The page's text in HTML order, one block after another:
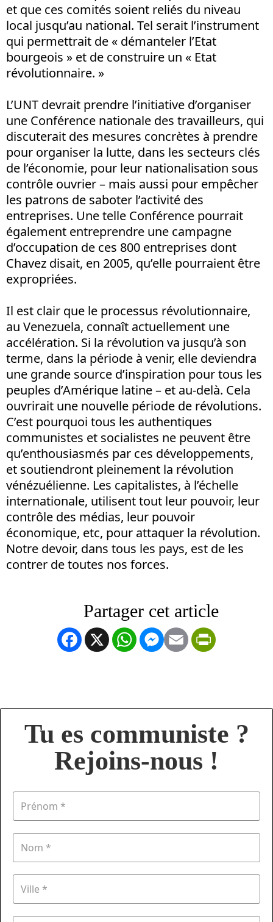
et que ces comités soient reliés du niveau
local jusqu’au national. Tel serait l’instrument
qui permettrait de « démanteler l’Etat
bourgeois » et de construire un « Etat
révolutionnaire. »
L’UNT devrait prendre l’initiative d’organiser
une Conférence nationale des travailleurs, qui
discuterait des mesures concrètes à prendre
pour organiser la lutte, dans les secteurs clés
de l’économie, pour leur nationalisation sous
contrôle ouvrier – mais aussi pour empêcher
les patrons de saboter l’activité des
entreprises. Une telle Conférence pourrait
également entreprendre une campagne
d’occupation de ces 800 entreprises dont
Chavez disait, en 2005, qu’elle pourraient être
expropriées.
Il est clair que le processus révolutionnaire,
au Venezuela, connaît actuellement une
accélération. Si la révolution va jusqu’à son
terme, dans la période à venir, elle deviendra
une grande source d’inspiration pour tous les
peuples d’Amérique latine – et au-delà. Cela
ouvrirait une nouvelle période de révolutions.
C’est pourquoi tous les authentiques
communistes et socialistes ne peuvent être
qu’enthousiasmés par ces développements,
et soutiendront pleinement la révolution
vénézuélienne. Les capitalistes, à l’échelle
internationale, utilisent tout leur pouvoir, leur
contrôle des médias, leur pouvoir
économique, etc, pour attaquer la révolution.
Notre devoir, dans tous les pays, est de les
contrer de toutes nos forces.
Facebook
X WhatsApp
Messenger
Email
Tu es communiste ?
Rejoins-nous !